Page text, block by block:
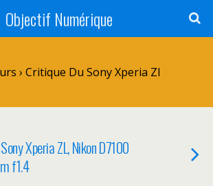
Objectif Numérique
› Critique Du Sony Xperia Zl
Xperia ZL, Nikon D7100
f1.4